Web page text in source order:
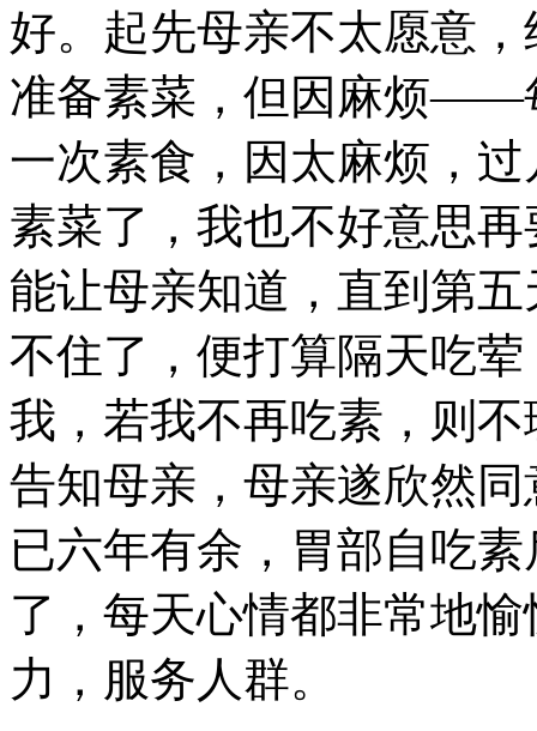
好。起先母亲不太愿意
准备素菜，但因麻烦——
一次素食，因太麻烦，
素菜了，我也不好意思
能让母亲知道，直到第
不住了，便打算隔天吃
我，若我不再吃素，则
告知母亲，母亲遂欣然
已六年有余，胃部自吃
了，每天心情都非常地
力，服务人群。